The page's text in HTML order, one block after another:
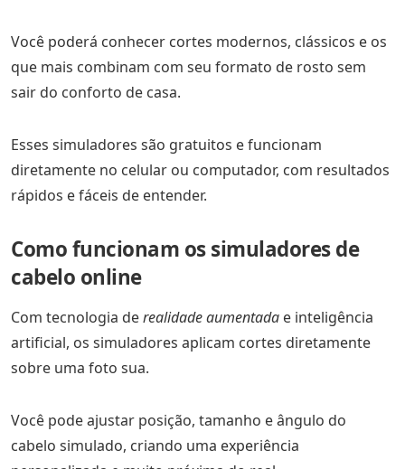
Você poderá conhecer cortes modernos, clássicos e os
que mais combinam com seu formato de rosto sem
sair do conforto de casa.
Esses simuladores são gratuitos e funcionam
diretamente no celular ou computador, com resultados
rápidos e fáceis de entender.
Como funcionam os simuladores de
cabelo online
Com tecnologia derealidade aumentada e inteligência
artificial, os simuladores aplicam cortes diretamente
sobre uma foto sua.
Você pode ajustar posição, tamanho e ângulo do
cabelo simulado, criando uma experiência